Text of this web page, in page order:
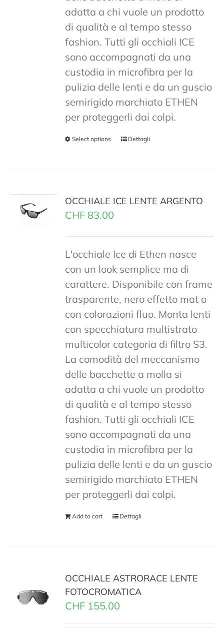
adatta a chi vuole un prodotto
di qualità e al tempo stesso
fashion. Tutti gli occhiali ICE
sono accompagnati da una
custodia in microfibra per la
pulizia delle lenti e da un guscio
semirigido marchiato ETHEN
per proteggerli dai colpi.
Select options Dettagli
OCCHIALE ICE LENTE ARGENTO
CHF 83.00
L'occhiale Ice di Ethen nasce
con un look semplice ma di
carattere. Disponibile con frame
trasparente, nero effetto mat o
con colorazioni fluo. Monta lenti
con specchiatura multistrato
multicolor categoria di filtro S3.
La comodità del meccanismo
delle bacchette a molla si
adatta a chi vuole un prodotto
di qualità e al tempo stesso
fashion. Tutti gli occhiali ICE
sono accompagnati da una
custodia in microfibra per la
pulizia delle lenti e da un guscio
semirigido marchiato ETHEN
per proteggerli dai colpi.
Add to cart Dettagli
OCCHIALE ASTRORACE LENTE
FOTOCROMATICA
CHF 155.00